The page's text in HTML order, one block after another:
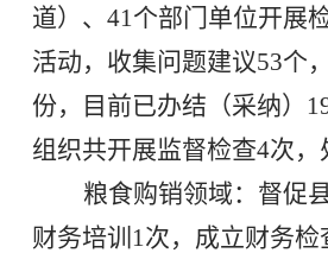
道）、 41个部门单位开展
活动，收集问题建议53个
份，目前已办结（采纳）
组织共开展监督检查4次，
粮食购销领域： 督促
财务培训 1次，成立财务